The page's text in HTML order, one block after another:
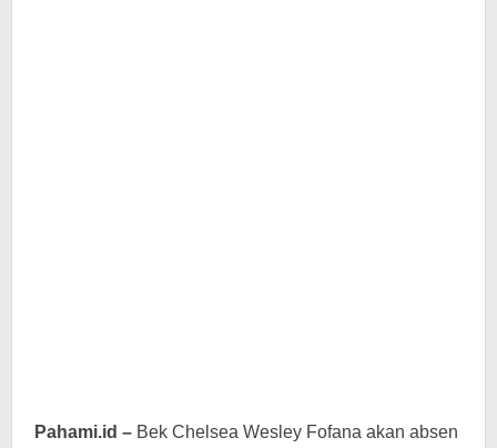
Pahami.id – Bek Chelsea Wesley Fofana akan absen